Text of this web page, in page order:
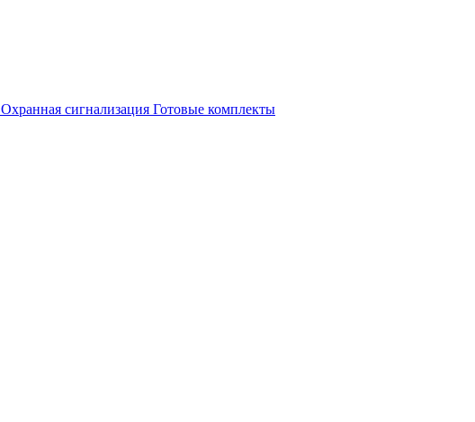
Охранная сигнализация Готовые комплекты